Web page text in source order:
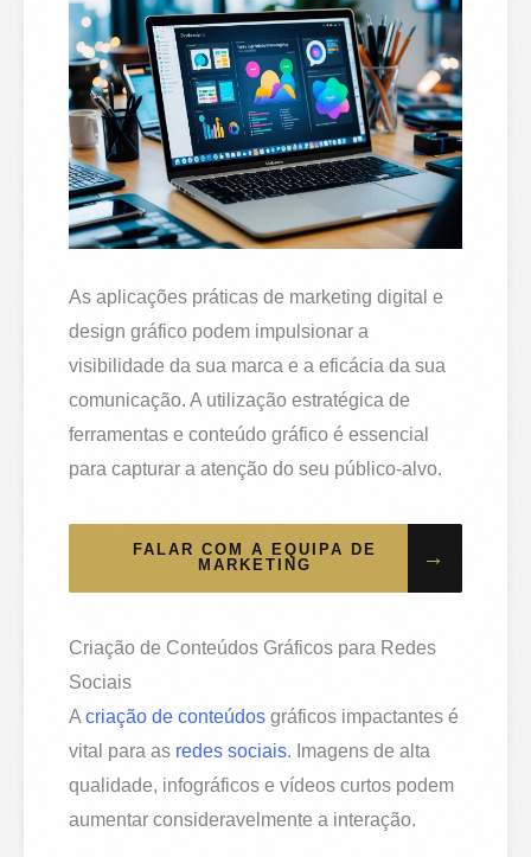
As aplicações práticas de marketing digital e
design gráfico podem impulsionar a
visibilidade da sua marca e a eficácia da sua
comunicação. A utilização estratégica de
ferramentas e conteúdo gráfico é essencial
para capturar a atenção do seu público-alvo.
FALAR COM A EQUIPA DE
MARKETING
→
Criação de Conteúdos Gráficos para Redes
Sociais
Acriação de conteúdos gráficos impactantes é
vital para as redes sociais. Imagens de alta
qualidade, infográficos e vídeos curtos podem
aumentar consideravelmente a interação.